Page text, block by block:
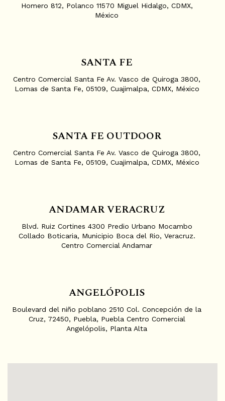
Homero 812, Polanco 11570 Miguel Hidalgo, CDMX,
México
SANTA FE
Centro Comercial Santa Fe Av. Vasco de Quiroga 3800,
Lomas de Santa Fe, 05109, Cuajimalpa, CDMX, México
SANTA FE OUTDOOR
Centro Comercial Santa Fe Av. Vasco de Quiroga 3800,
Lomas de Santa Fe, 05109, Cuajimalpa, CDMX, México
ANDAMAR VERACRUZ
Blvd. Ruiz Cortines 4300 Predio Urbano Mocambo
Collado Boticaria, Municipio Boca del Rio, Veracruz.
Centro Comercial Andamar
ANGELÓPOLIS
Boulevard del niño poblano 2510 Col. Concepción de la
Cruz, 72450, Puebla, Puebla Centro Comercial
Angelópolis, Planta Alta